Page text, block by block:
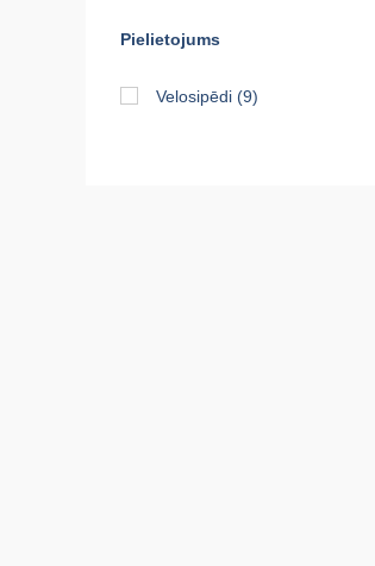
Pielietojums
Velosipēdi (9)